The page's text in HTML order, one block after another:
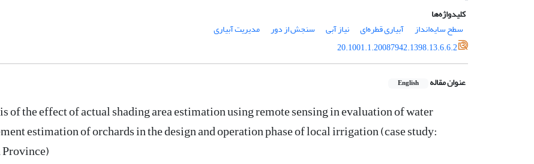
کلیدواژه‌ها
سطح سایه‌انداز
آبیاری قطره‌ای نیاز آبی سنجش از دور
مدیریت آبیاری
20.1001.1.20087942.1398.13.6.6.2
عنوان مقاله English
of the effect of actual shading area estimation using remote sensing in evaluation of water
estimation of orchards in the design and operation phase of local irrigation (case study: